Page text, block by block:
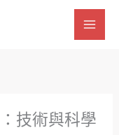
技術與科學